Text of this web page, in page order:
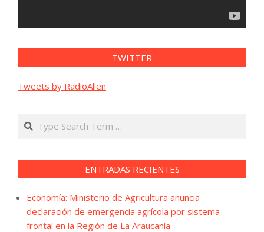
TWITTER
Tweets by RadioAllen
Search
ENTRADAS RECIENTES
Economía: Ministerio de Agricultura anuncia
declaración de emergencia agrícola por sistema
frontal en la Región de La Araucanía